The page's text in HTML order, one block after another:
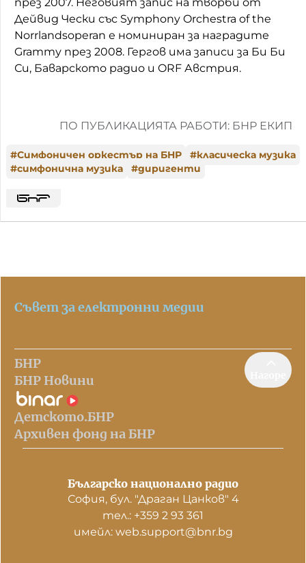
Дейвид Чески със Symphony Orchestra of the
Norrlandsoperan е номиниран за наградите
Grammу през 2008. Гергов има записи за Би Би
Си, Баварското радио и ORF Австрия.
ПО ПУБЛИКАЦИЯТА РАБОТИ: БНР ЕКИП
#Симфоничен оркестър на БНР #класическа музика
#симфонична музика #диригенти
Съвет за електронни медии
БНР
БНР Новини
Детското.БНР
Архивен фонд на БНР
Българско национално радио
София, бул. "Драган Цанков" 4
тел.: +359 2 93 361
имейл: web.support@bnr.bg